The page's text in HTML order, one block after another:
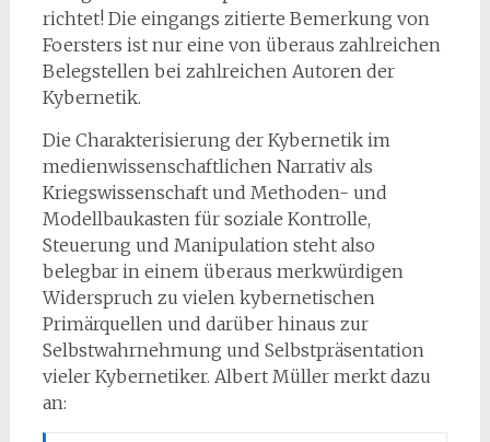
richtet! Die eingangs zitierte Bemerkung von
Foersters ist nur eine von überaus zahlreichen
Belegstellen bei zahlreichen Autoren der
Kybernetik.
Die Charakterisierung der Kybernetik im
medienwissenschaftlichen Narrativ als
Kriegswissenschaft und Methoden- und
Modellbaukasten für soziale Kontrolle,
Steuerung und Manipulation steht also
belegbar in einem überaus merkwürdigen
Widerspruch zu vielen kybernetischen
Primärquellen und darüber hinaus zur
Selbstwahrnehmung und Selbstpräsentation
vieler Kybernetiker. Albert Müller merkt dazu
an: